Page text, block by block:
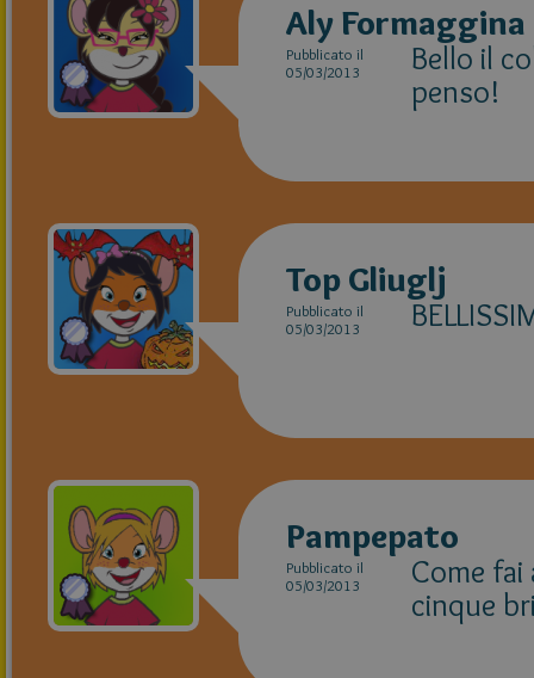
Aly Formaggina
Pubblicato il
05/03/2013
Bello il
penso!
Top Gliuglj
Pubblicato il
05/03/2013
Pampepato
Pubblicato il
05/03/2013
Come
cinque